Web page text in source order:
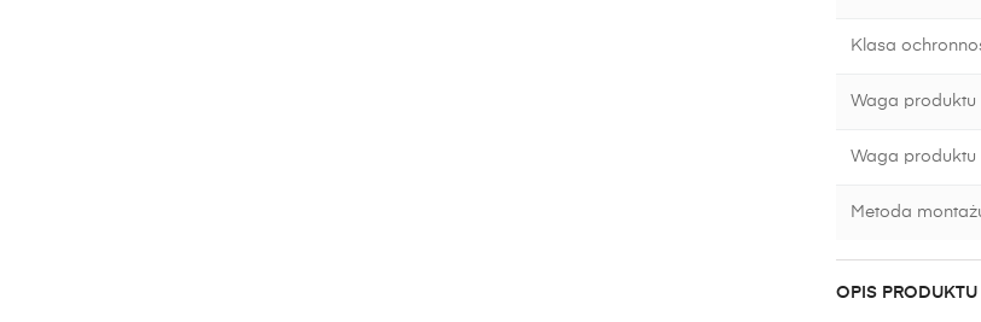
Klasa
Waga produktu
Waga produktu
Metoda
OPIS PRODUKTU